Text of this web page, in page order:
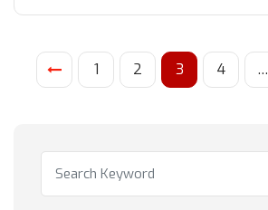
1 2 3 4 …